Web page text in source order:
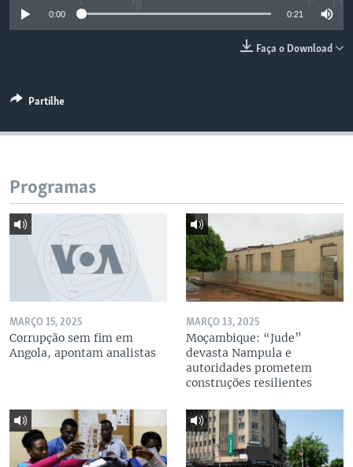
0:00 0:21
Faça o Download
Partilhe
Programas
MARÇO 15, 2025
Corrupção sem fim em
Angola, apontam analistas
MARÇO 13, 2025
Moçambique: “Jude”
devasta Nampula e
autoridades prometem
construções resilientes